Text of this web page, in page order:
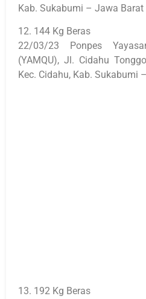
Kab. Sukabumi – Jawa Barat
12. 144 Kg Beras
22/03/23 Ponpes
(YAMQU), Jl. Cidahu
Kec. Cidahu, Kab. Sukabumi
13. 192 Kg Beras